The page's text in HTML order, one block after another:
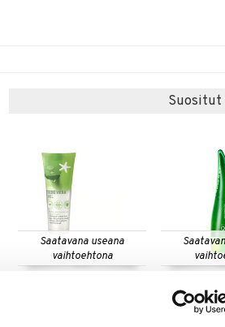
Saatavana useana
vaihtoehtona
Soothing Gel
HOLIKA